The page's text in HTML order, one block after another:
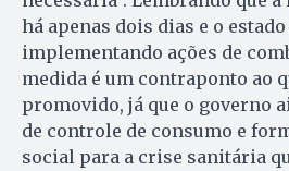
há apenas dois dias e o
implementando ações de
medida é um contraponto ao
promovido, já que o governo
de controle de consumo e
social para a crise sanitária